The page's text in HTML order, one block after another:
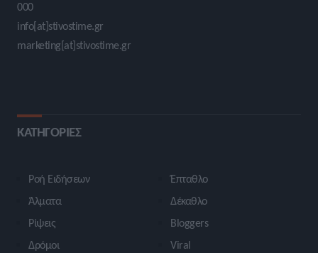
000
info[at]stivostime.gr
marketing[at]stivostime.gr
ΚΑΤΗΓΟΡΙΕΣ
Ροή Ειδήσεων
Άλματα
Ρίψεις
Δρόμοι
Έπταθλο
Δέκαθλο
Bloggers
Viral